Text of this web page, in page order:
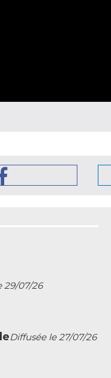
29/07/26
Diffusée le 27/07/26